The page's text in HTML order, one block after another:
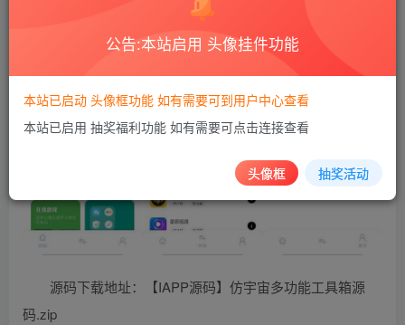
源码下载地址：【IAPP源码】仿宇宙多功能工具箱源
码.zip
公告:本站启用 头像挂件功能
本站已启动 头像框功能 如有需要可到用户中心查看
本站已启用 抽奖福利功能 如有需要可点击连接查看
头像框 抽奖活动